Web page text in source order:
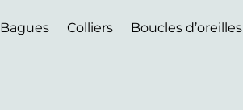
Bagues Colliers Boucles d’oreilles